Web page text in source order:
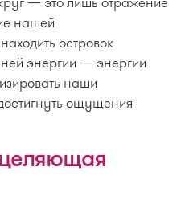
нашей
островок
энергии — энергии
наши
ощущения